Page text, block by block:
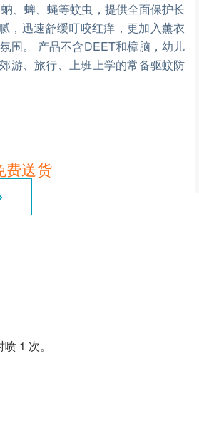
、蜱、蝇等蚊虫，提供全面保护长
，迅速舒缓叮咬红痒，更加入薰衣
围。 产品不含DEET和樟脑，幼儿
游、旅行、上班上学的常备驱蚊防
费送货
1 次。